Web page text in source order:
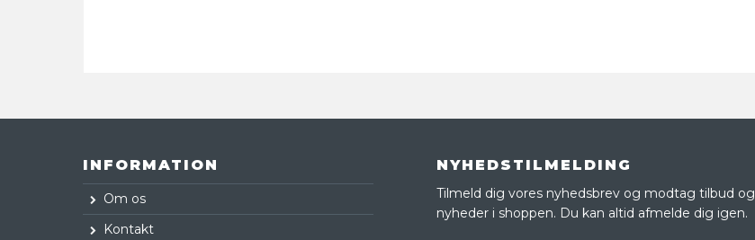
INFORMATION
Om os
Kontakt
NYHEDSTILMELDING
Tilmeld dig vores nyhedsbrev og modtag tilbud og
nyheder i shoppen. Du kan altid afmelde dig igen.